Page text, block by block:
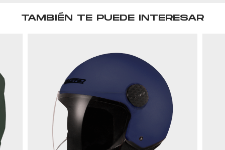
TAMBIÉN TE PUEDE INTERESAR